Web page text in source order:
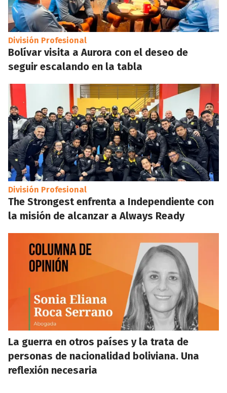
División Profesional
Bolívar visita a Aurora con el deseo de
seguir escalando en la tabla
División Profesional
The Strongest enfrenta a Independiente con
la misión de alcanzar a Always Ready
La guerra en otros países y la trata de
personas de nacionalidad boliviana. Una
reflexión necesaria